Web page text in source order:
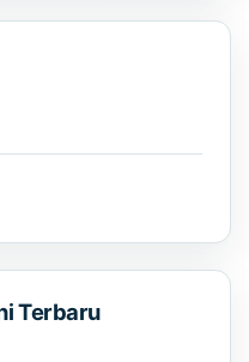
Terbaru